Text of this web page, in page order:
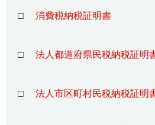
□ 消費税納税証明書
□ 法人都道府県民税納税証明
□ 法人市区町村民税納税証明